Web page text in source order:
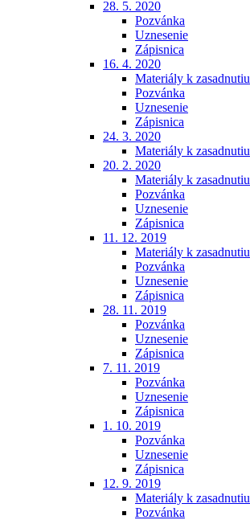
28. 5. 2020
Pozvánka
Uznesenie
Zápisnica
16. 4. 2020
Materiály k zasadnutiu
Pozvánka
Uznesenie
Zápisnica
24. 3. 2020
Materiály k zasadnutiu
20. 2. 2020
Materiály k zasadnutiu
Pozvánka
Uznesenie
Zápisnica
11. 12. 2019
Materiály k zasadnutiu
Pozvánka
Uznesenie
Zápisnica
28. 11. 2019
Pozvánka
Uznesenie
Zápisnica
7. 11. 2019
Pozvánka
Uznesenie
Zápisnica
1. 10. 2019
Pozvánka
Uznesenie
Zápisnica
12. 9. 2019
Materiály k zasadnutiu
Pozvánka